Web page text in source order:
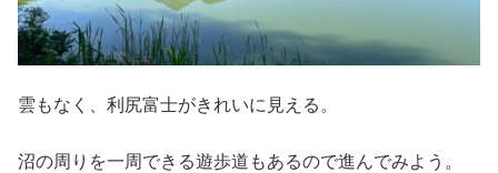
雲もなく、利尻富士がきれいに見える。
沼の周りを一周できる遊歩道もあるので進んでみよう。